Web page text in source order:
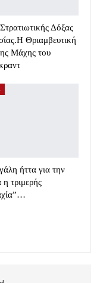
Δόξας
Θριαμβευτική
Μάχης του
ήττα για την
τριμερής